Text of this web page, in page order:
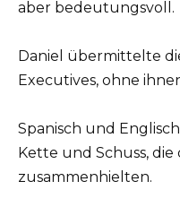
aber bedeutungsvoll.
Daniel übermittelte
Executives, ohne
Spanisch und
Kette und Schuss, die
zusammenhielten.